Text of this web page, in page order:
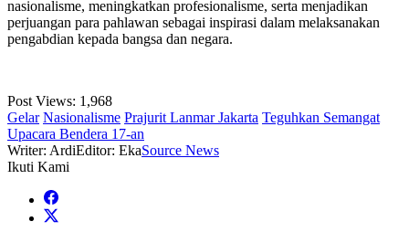
nasionalisme, meningkatkan profesionalisme, serta menjadikan
perjuangan para pahlawan sebagai inspirasi dalam melaksanakan
pengabdian kepada bangsa dan negara.
Post Views: 1,968
Gelar Nasionalisme Prajurit Lanmar Jakarta Teguhkan Semangat
Upacara Bendera 17-an
Writer: ArdiEditor: EkaSource News
Ikuti Kami